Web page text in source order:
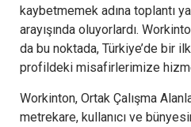
kaybetmemek adına toplantı
arayışında oluyorlardı.
da bu noktada, Türkiye’de bir
profildeki misafirlerimize
Workinton, Ortak Çalışma
metrekare, kullanıcı ve